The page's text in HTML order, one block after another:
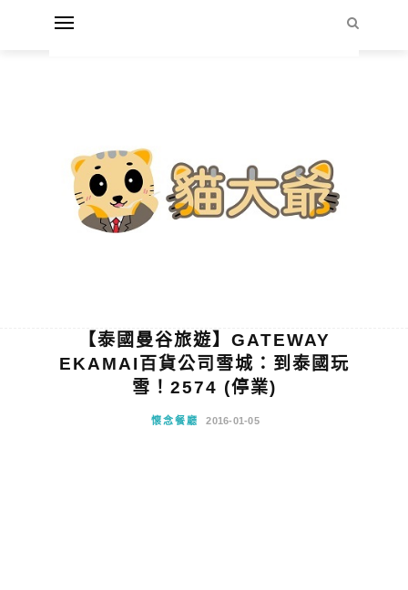
【泰國曼谷旅遊】GATEWAY
EKAMAI百貨公司雪城：到泰國玩
雪！2574 (停業)
懷念餐廳 2016-01-05